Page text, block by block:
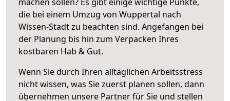
die bei einem Umzug von Wuppertal nach
Wissen-Stadt zu beachten sind. Angefangen bei
der Planung bis hin zum Verpacken Ihres
kostbaren Hab & Gut.
Wenn Sie durch Ihren alltäglichen Arbeitsstress
nicht wissen, was Sie zuerst planen sollen, dann
übernehmen unsere Partner für Sie und stellen